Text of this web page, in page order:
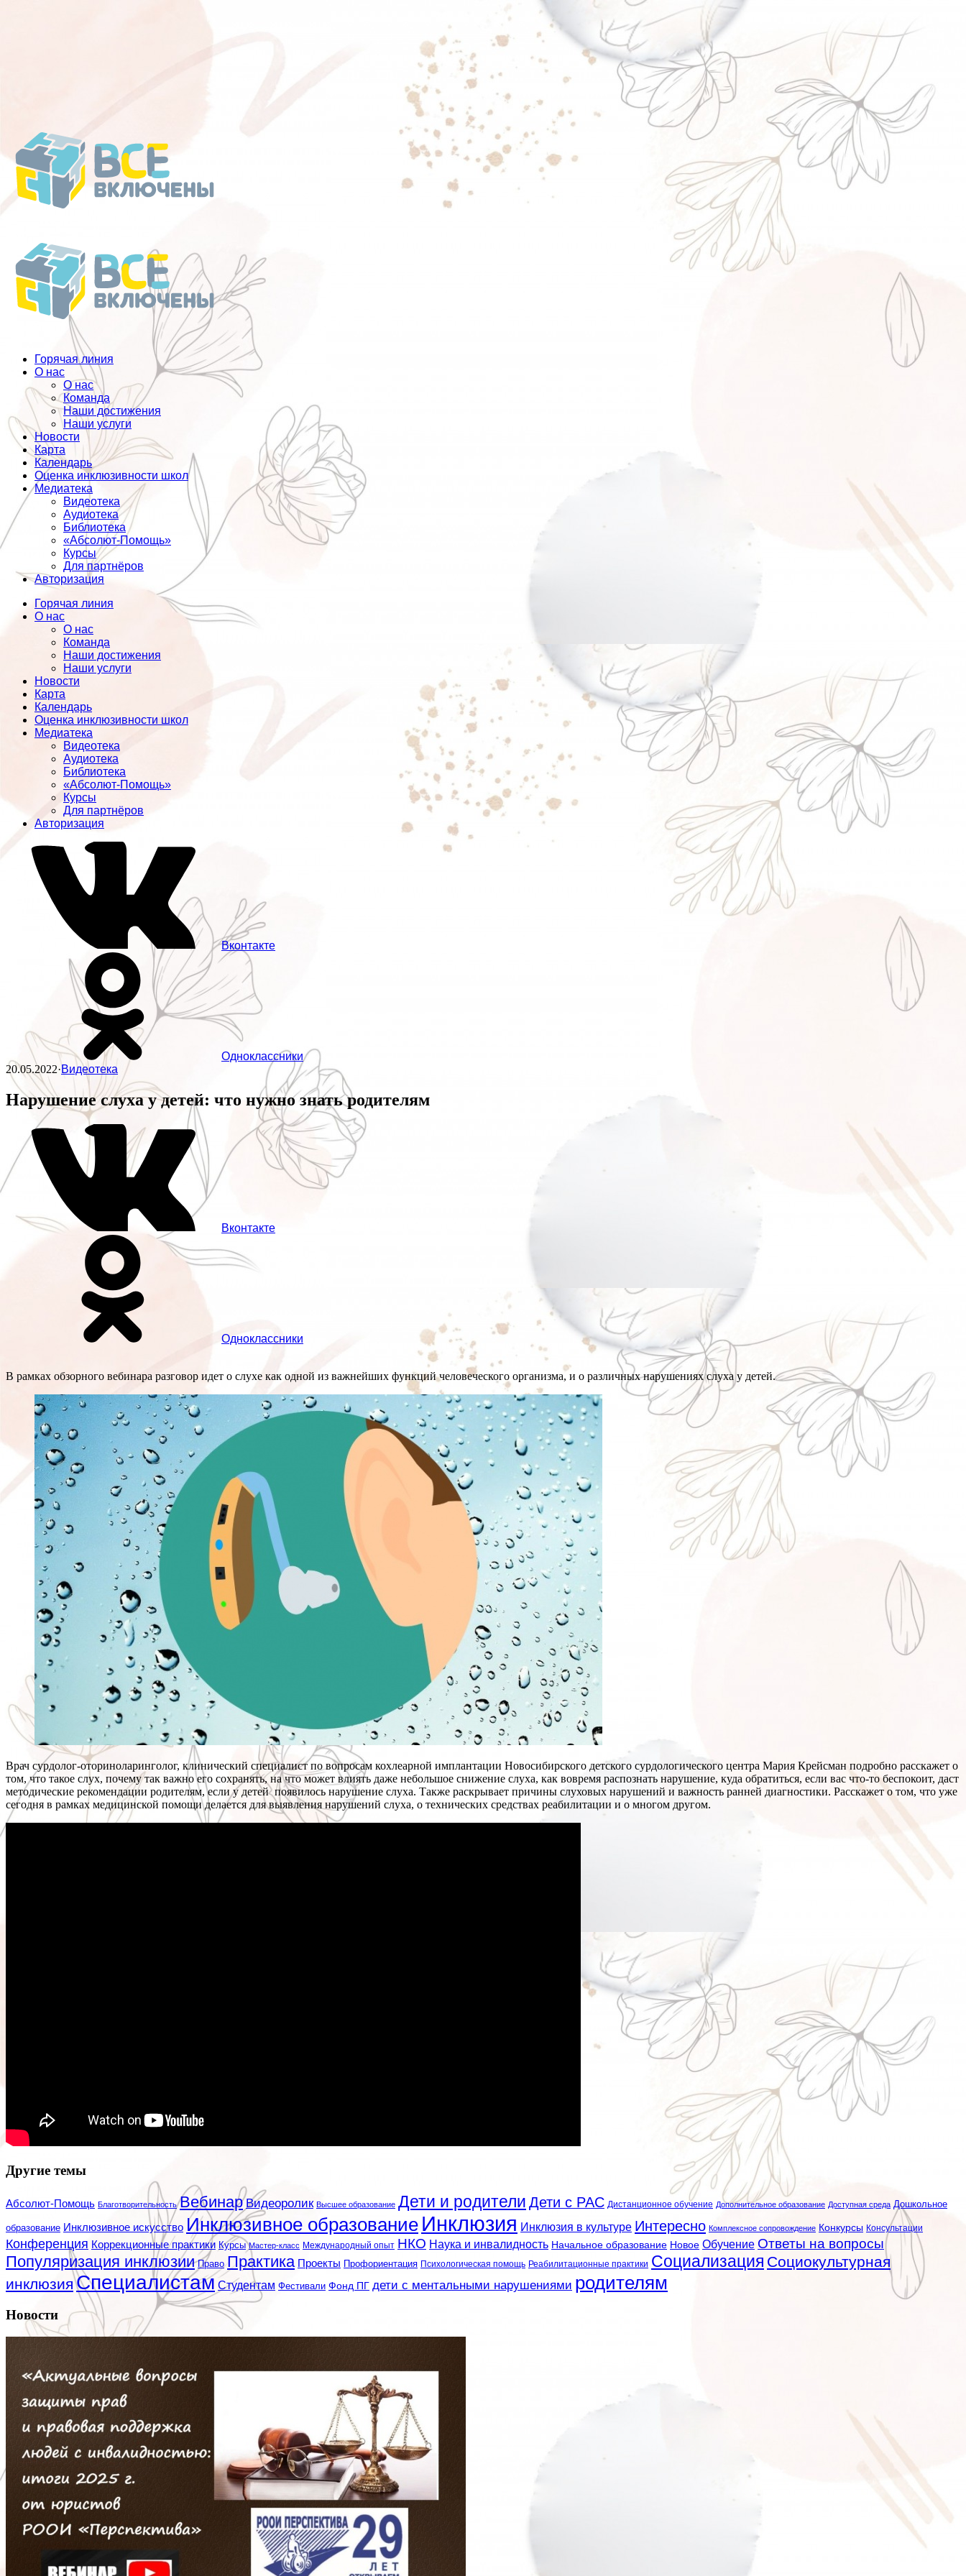
Горячая линия
О нас
О нас
Команда
Наши достижения
Наши услуги
Новости
Карта
Календарь
Оценка инклюзивности школ
Медиатека
Видеотека
Аудиотека
Библиотека
«Абсолют-Помощь»
Курсы
Для партнёров
Авторизация
Горячая линия
О нас
О нас
Команда
Наши достижения
Наши услуги
Новости
Карта
Календарь
Оценка инклюзивности школ
Медиатека
Видеотека
Аудиотека
Библиотека
«Абсолют-Помощь»
Курсы
Для партнёров
Авторизация
Вконтакте
Одноклассники
20.05.2022·Видеотека
Нарушение слуха у детей: что нужно знать родителям
Вконтакте
Одноклассники
В рамках обзорного вебинара разговор идет о слухе как одной из важнейших функций человеческого организма, и о различных нарушениях слуха у детей.
Врач сурдолог-оториноларинголог, клинический специалист по вопросам кохлеарной имплантации Новосибирского детского сурдологического центра Мария Крейсман подробно расскажет о
том, что такое слух, почему так важно его сохранять, на что может влиять даже небольшое снижение слуха, как вовремя распознать нарушение, куда обратиться, если вас что-то беспокоит, даст
методические рекомендации родителям, если у детей появилось нарушение слуха. Также раскрывает причины слуховых нарушений и важность ранней диагностики. Расскажет о том, что уже
сегодня в рамках медицинской помощи делается для выявления нарушений слуха, о технических средствах реабилитации и о многом другом.
Другие темы
Абсолют-Помощь Благотворительность Вебинар Видеоролик Высшее образование Дети и родители Дети с РАС Дистанционное обучение Дополнительное образование Доступная среда Дошкольное
образование Инклюзивное искусство Инклюзивное образование Инклюзия Инклюзия в культуре Интересно Комплексное сопровождение Конкурсы Консультации
Конференция Коррекционные практики Курсы Мастер-класс Международный опыт НКО Наука и инвалидность Начальное образование Новое Обучение Ответы на вопросы
Популяризация инклюзии Право Практика Проекты Профориентация Психологическая помощь Реабилитационные практики Социализация Социокультурная
инклюзия Специалистам Студентам Фестивали Фонд ПГ дети с ментальными нарушениями родителям
Новости